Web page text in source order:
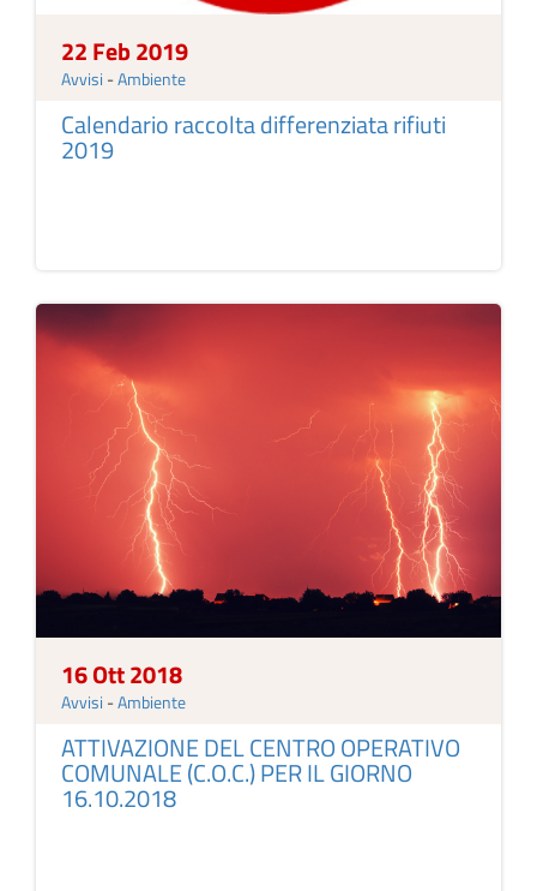
22 Feb 2019
Avvisi -Ambiente
Calendario raccolta differenziata rifiuti
2019
16 Ott 2018
Avvisi -Ambiente
ATTIVAZIONE DEL CENTRO OPERATIVO
COMUNALE (C.O.C.) PER IL GIORNO
16.10.2018